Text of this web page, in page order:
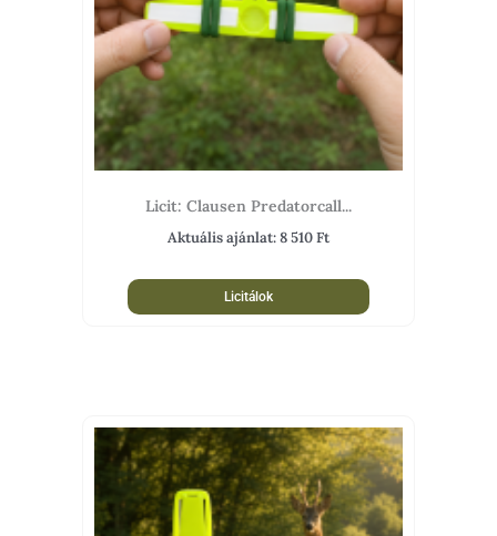
Licit: Clausen Predatorcall...
Aktuális ajánlat:8 510Ft
Licitálok